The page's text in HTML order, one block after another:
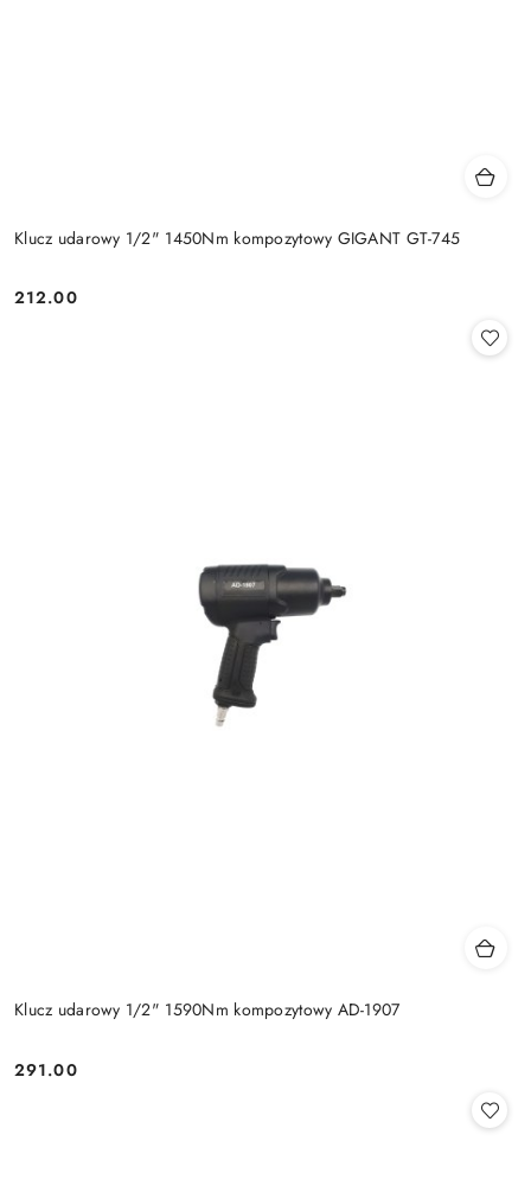
Klucz udarowy 1/2" 1450Nm kompozytowy GIGANT GT-745
Cena:
212.00
Klucz udarowy 1/2" 1590Nm kompozytowy AD-1907
Cena:
291.00